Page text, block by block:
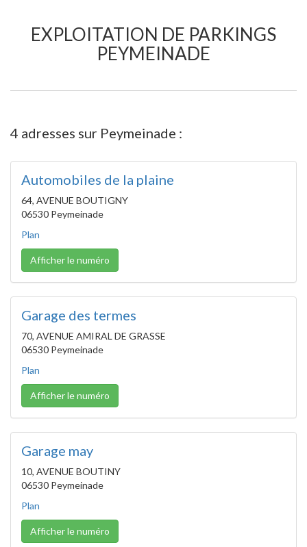
EXPLOITATION DE PARKINGS
PEYMEINADE
4 adresses sur Peymeinade :
Automobiles de la plaine
64, AVENUE BOUTIGNY
06530 Peymeinade
Plan
Afficher le numéro
Garage des termes
70, AVENUE AMIRAL DE GRASSE
06530 Peymeinade
Plan
Afficher le numéro
Garage may
10, AVENUE BOUTINY
06530 Peymeinade
Plan
Afficher le numéro